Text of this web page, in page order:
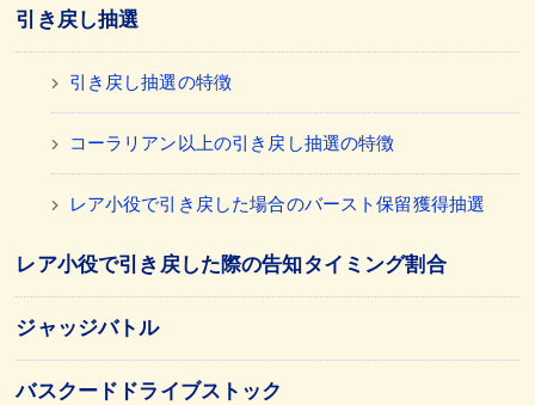
引き戻し抽選
引き戻し抽選の特徴
コーラリアン以上の引き戻し抽選の特徴
レア小役で引き戻した場合のバースト保留獲得抽選
レア小役で引き戻した際の告知タイミング割合
ジャッジバトル
バスクードドライブストック